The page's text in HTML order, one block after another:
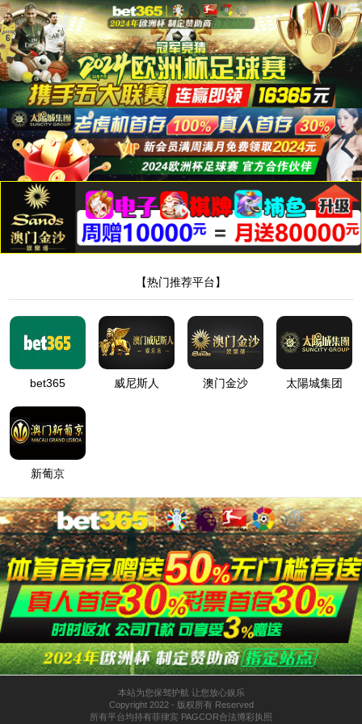
繁 | |
404错误，页面不
见了。。。
电话：0898-36656666
传真：0898-36656666
地址：海南省海口市美兰区国兴大道
3号互联网金融大厦C座20-23楼
邮编：570100
信访地址：海南省海口市美兰区国兴
大道 3号互联网金融大厦C座21楼
扫描关注微信公众号
Powered byamg·新葡萄88833©2008-2026hnhold.cn
版权所有 © 2012 amg·新葡萄88833
琼ICP备08000093号-1